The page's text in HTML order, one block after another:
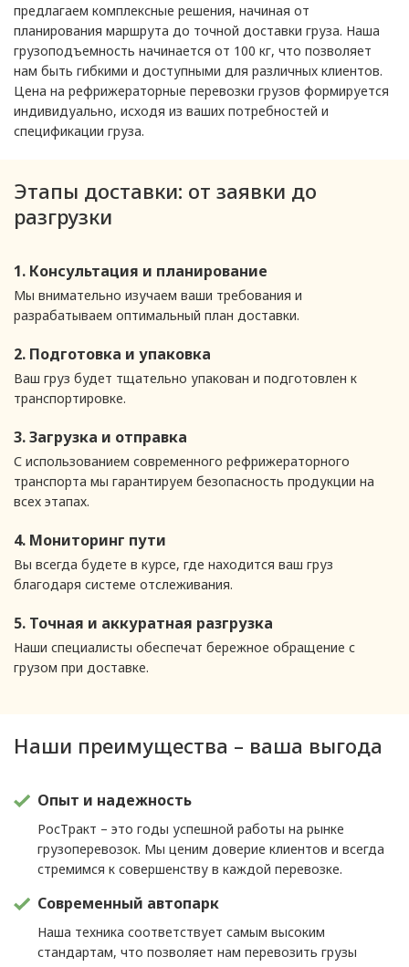
предлагаем комплексные решения, начиная от
планирования маршрута до точной доставки груза. Наша
грузоподъемность начинается от 100 кг, что позволяет
нам быть гибкими и доступными для различных клиентов.
Цена на рефрижераторные перевозки грузов формируется
индивидуально, исходя из ваших потребностей и
спецификации груза.
Этапы доставки: от заявки до
разгрузки
1. Консультация и планирование
Мы внимательно изучаем ваши требования и
разрабатываем оптимальный план доставки.
2. Подготовка и упаковка
Ваш груз будет тщательно упакован и подготовлен к
транспортировке.
3. Загрузка и отправка
С использованием современного рефрижераторного
транспорта мы гарантируем безопасность продукции на
всех этапах.
4. Мониторинг пути
Вы всегда будете в курсе, где находится ваш груз
благодаря системе отслеживания.
5. Точная и аккуратная разгрузка
Наши специалисты обеспечат бережное обращение с
грузом при доставке.
Наши преимущества – ваша выгода
Опыт и надежность
РосТракт – это годы успешной работы на рынке
грузоперевозок. Мы ценим доверие клиентов и всегда
стремимся к совершенству в каждой перевозке.
Современный автопарк
Наша техника соответствует самым высоким
стандартам, что позволяет нам перевозить грузы